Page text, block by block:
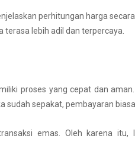
perhitungan harga
lebih adil dan terpercaya.
proses yang cepat dan
sudah sepakat, pembayaran
emas. Oleh karena